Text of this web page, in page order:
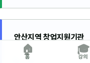
안산지역 창업지원기관
🏠
홈
🎓
강의